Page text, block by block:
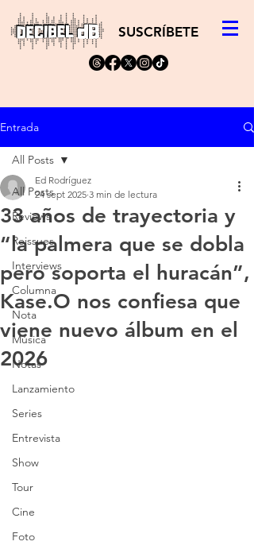
SUSCRÍBETE
Entrada
All Posts
Reviews
Reissues
Interviews
Columna
Nota
Música
Notas
Lanzamiento
Series
Entrevista
Show
Tour
Cine
Foto
All Posts
33 años de trayectoria y
“la palmera que se dobla
pero soporta el huracán”,
Kase.O nos confiesa que
viene nuevo álbum en el
2026
Ed Rodríguez
24 sept 2025 3 min de lectura